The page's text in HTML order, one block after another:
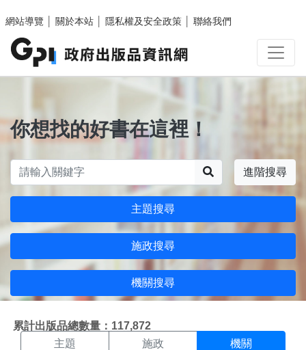
網站導覽
關於本站 隱私權及安全政策 聯絡我們
你想找的好書在這裡！
進階搜尋
主題搜尋
施政搜尋
機關搜尋
累計出版品總數量：117,872
機關搜尋結果頁面
主題 施政 機關